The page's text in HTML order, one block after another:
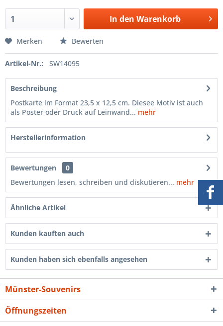
In den Warenkorb
Merken Bewerten
Artikel-Nr.: SW14095
Beschreibung
Postkarte im Format 23,5 x 12,5 cm. Diesee Motiv ist auch
als Poster oder Druck auf Leinwand... mehr
Herstellerinformation
Bewertungen
0
Bewertungen lesen, schreiben und diskutieren... mehr
Ähnliche Artikel
Kunden kauften auch
Kunden haben sich ebenfalls angesehen
Münster-Souvenirs
Öffnungszeiten